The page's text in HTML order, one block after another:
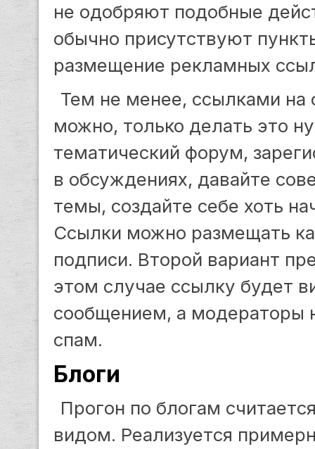
не одобряют подобные
обычно присутствуют
размещение рекламных
Тем не менее, ссылками на
можно, только делать это
тематический форум,
в обсуждениях, давайте
темы, создайте себе хоть
Ссылки можно размещать
подписи. Второй вариант
этом случае ссылку будет
сообщением, а модераторы
спам.
Блоги
Прогон по блогам
видом. Реализуется